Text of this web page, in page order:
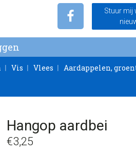
Stuur mij
Vis Vlees Aardappelen,
Hangop aardbei
€3,25